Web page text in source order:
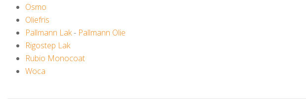
Osmo
Oliefris
Pallmann Lak- Pallmann Olie
Rigostep Lak
Rubio Monocoat
Woca